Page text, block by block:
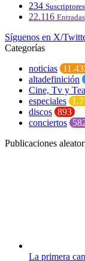
234 Suscriptores
22.116 Entradas
Síguenos en X/
Categorías
noticias
altadefinición
Cine, Tv y
especiales
discos 893
conciertos
Publicaciones
La primera